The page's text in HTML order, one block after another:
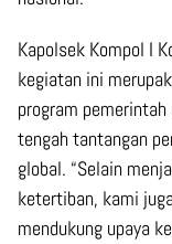
Kapolsek Kompol I
kegiatan ini
program
tengah tantangan
global. “Selain
ketertiban, kami
mendukung upaya